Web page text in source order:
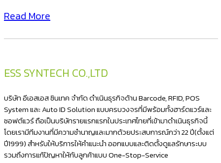
เงิน
ไร้
สาย
กล่อง
เก็บ
เงิน
แบบ
ไร้
Read More
ESS SYNTECH CO.,LTD
บริษัท อีเอสเอส ซินเทค จำกัด ดำเนินธุรกิจด้าน Barcode, RFID, POS
System และ Auto ID Solution แบบครบวงจรที่มีพร้อมทั้งฮาร์ดแวร์และ
ซอฟต์แวร์ ถือเป็นบริษัทรายแรกแรกในประเทศไทยที่เข้ามาดำเนินธุรกิจนี้
โดยเรามีทีมงานที่มีความชำนาญและมากด้วยประสบการณ์กว่า 22 ปี(ตั้งแต่
ปี1999) สำหรับให้บริการให้คำแนะนำ ออกแบบและติดตั้งดูแลรักษาระบบ
รวมถึงการแก้ปัญหาให้กับลูกค้าแบบ One-Stop-Service